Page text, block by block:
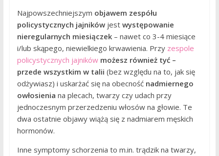
Najpowszechniejszym objawem zespółu
policystycznych jajnikówjest występowanie
nieregularnych miesiączek– nawet co 3-4 miesiące
i/lub skąpego, niewielkiego krwawienia. Przy zespole
policystycznych jajników możesz również tyć –
przede wszystkim w talii (bez względu na to, jak się
odżywiasz) i uskarżać się na obecność nadmiernego
owłosienia na plecach, twarzy czy udach przy
jednoczesnym przerzedzeniu włosów na głowie. Te
dwa ostatnie objawy wiążą się z nadmiarem męskich
hormonów.
Inne symptomy schorzenia to m.in. trądzik na twarzy,